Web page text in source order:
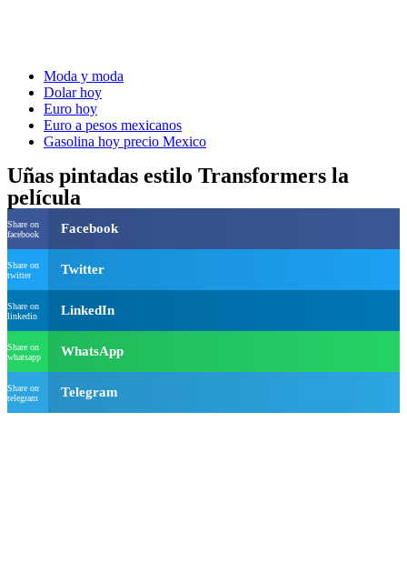
Moda y moda
Dolar hoy
Euro hoy
Euro a pesos mexicanos
Gasolina hoy precio Mexico
Uñas pintadas estilo Transformers la
película
Share on
facebook
Facebook
Share on
twitter
Twitter
Share on
linkedin
LinkedIn
Share on
whatsapp
WhatsApp
Share on
telegram
Telegram